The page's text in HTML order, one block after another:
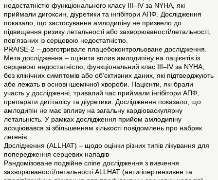
недостатністю функціонального класу III–IV за NYHA, які
приймали дигоксин, діуретики та інгібітори АПФ. Дослідження
показало, що застосування амлодипіну не призвело до
підвищення ризику летальності або захворюваності/летальності,
пов’язаних із серцевою недостатністю.
PRAISE-2 – довготривале плацебоконтрольоване дослідження.
Мета дослідження – оцінити вплив амлодипіну на пацієнтів із
серцевою недостатністю, функціональний клас III–IV за NYHA,
без клінічних симптомів або об’єктивних даних, які підтверджують
або лежать в основі ішемічної хвороби. Пацієнти, які брали
участь у дослідженні, тривалий час приймали інгібітори АПФ,
препарати дигіталісу та діуретики. Дослідження показало, що
амлодипін не має впливу на загальну кардіоваскулярну
летальність. У рамках дослідження прийом амлодипіну
асоціювався зі збільшенням кількості повідомлень про набряк
легенів.
Дослідження (ALLHAT) – щодо оцінки різних типів лікування для
попередження серцевих нападів
Рандомізоване подвійне сліпе дослідження з вивчення
захворюваності/летальності ALLHAT (антигіпертензивне та